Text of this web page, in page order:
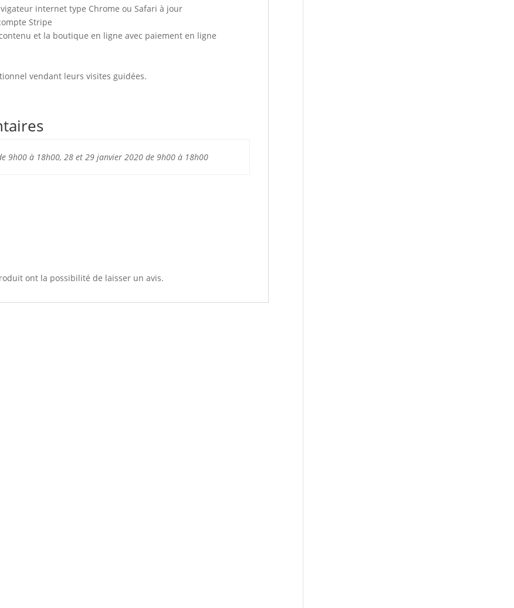
internet type Chrome ou Safari à jour
Stripe
et la boutique en ligne avec paiement en ligne
vendant leurs visites guidées.
9h00 à 18h00, 28 et 29 janvier 2020 de 9h00 à 18h00
ont la possibilité de laisser un avis.